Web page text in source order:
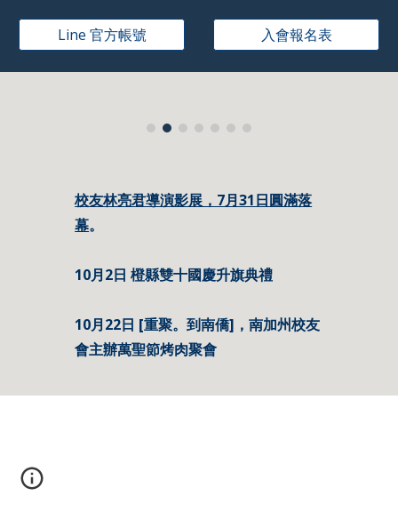
Line 官方帳號 入會報名表
校友林亮君導演影展，7月31日圓滿落
幕。
10月2日 橙縣雙十國慶升旗典禮
10月22日 [重聚。到南僑]，南加州校友
會主辦萬聖節烤肉聚會